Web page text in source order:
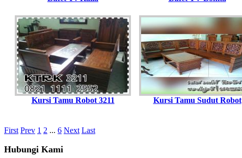
Kursi Tamu Robot 3211 Kursi Tamu Sudut Robot
First Prev 1 2 ... 6 Next Last
Hubungi Kami